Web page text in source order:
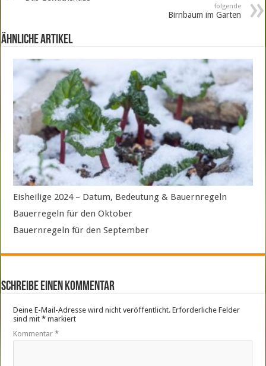
folgende
Birnbaum im Garten
ähnliche Artikel
Eisheilige 2024 – Datum, Bedeutung & Bauernregeln
Bauerregeln für den Oktober
Bauernregeln für den September
Schreibe einen Kommentar
Deine E-Mail-Adresse wird nicht veröffentlicht. Erforderliche Felder
sind mit* markiert
Kommentar*